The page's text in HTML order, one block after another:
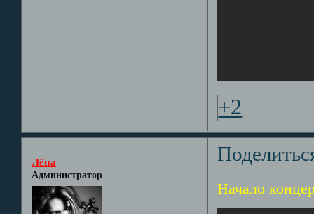
+2
Лёна
Администратор
Начало